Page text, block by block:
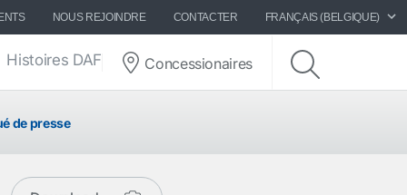
NOUS REJOINDRE CONTACTER FRANÇAIS (BELGIQUE)
Histoires DAF Concessionaires
de presse